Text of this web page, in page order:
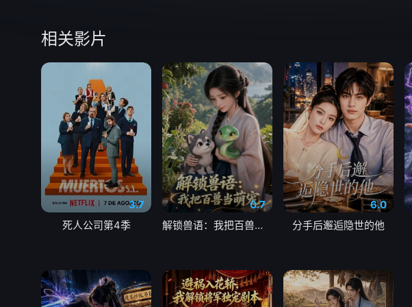
相关影片
3.7
死人公司第4季
0.7
解锁兽语：我把百兽当萌宠
6.0
分手后邂逅隐世的他